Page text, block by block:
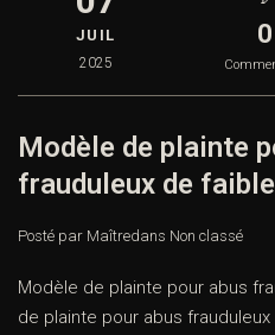
JUIL
2025
0
Modèle de plainte
frauduleux de
Posté par Maîtredans Non classé
Modèle de plainte pour abus
de plainte pour abus frauduleux